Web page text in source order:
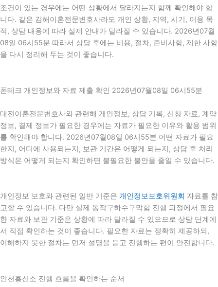
조건이 있는 경우에는 어떤 상황에서 달라지는지 함께 확인해야 합
니다. 같은 김해이혼전문변호사라도 개인 상황, 지역, 시기, 이용 목
적, 상담 내용에 따라 실제 안내가 달라질 수 있습니다. 2026년07월
08일 06시55분 따라서 상담 후에는 비용, 절차, 준비사항, 제한 사항
을 다시 정리해 두는 것이 좋습니다.
폰테크 개인정보와 자료 제출 확인 2026년07월08일 06시55분
대전이혼전문변호사와 관련해 개인정보, 상담 기록, 신청 자료, 계약
정보, 결제 정보가 필요한 경우에는 자료가 필요한 이유와 활용 범위
를 확인해야 합니다. 2026년07월08일 06시55분 어떤 자료가 필요
한지, 어디에 사용되는지, 보관 기간은 어떻게 되는지, 상담 후 처리
방식은 어떻게 되는지 확인하면 불필요한 불안을 줄일 수 있습니다.
개인정보 보호와 관련된 일반 기준은 개인정보보호위원회 자료를 참
고할 수 있습니다. 다만 실제 동작구하수구막힘 진행 과정에서 필요
한 자료와 보관 기준은 상황에 따라 달라질 수 있으므로 상담 단계에
서 직접 확인하는 것이 좋습니다. 필요한 자료는 정확히 제공하되,
이해하지 못한 절차는 먼저 설명을 듣고 진행하는 편이 안전합니다.
인천흥신소 진행 흐름을 확인하는 순서